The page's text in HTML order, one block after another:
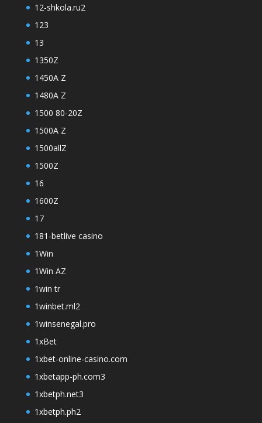
12-shkola.ru2
123
13
1350Z
1450A Z
1480A Z
1500 80-20Z
1500A Z
1500allZ
1500Z
16
1600Z
17
181-betlive casino
1Win
1Win AZ
1win tr
1winbet.ml2
1winsenegal.pro
1xBet
1xbet-online-casino.com
1xbetapp-ph.com3
1xbetph.net3
1xbetph.ph2